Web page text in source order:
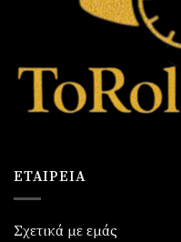
ΕΤΑΙΡΕΊΑ
Σχετικά με εμάς